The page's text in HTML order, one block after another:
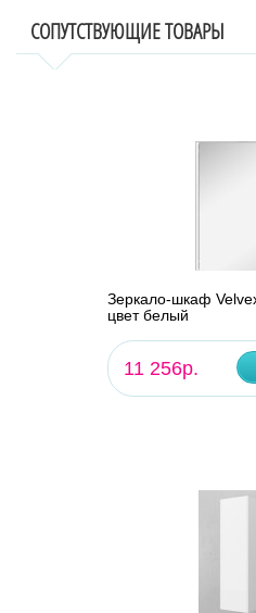
СОПУТСТВУЮЩИЕ ТОВАРЫ
Зеркало-шкаф
цвет белый
11 256р.